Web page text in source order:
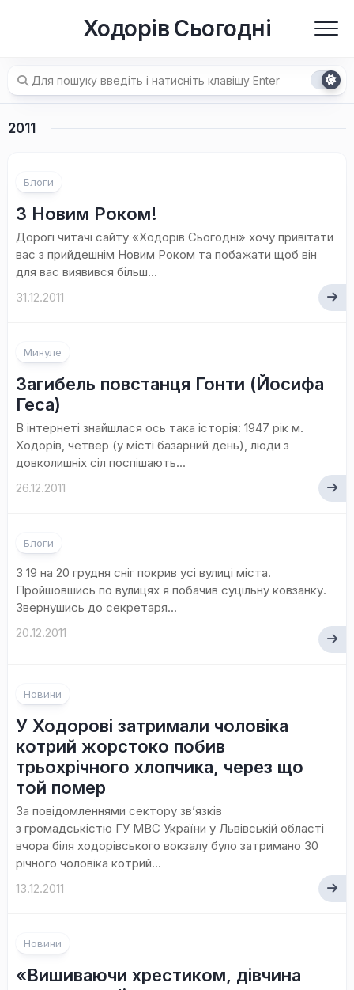
Ходорів Сьогодні
2011
Блоги
З Новим Роком!
Дорогі читачі сайту «Ходорів Сьогодні» хочу привітати
вас з прийдешнім Новим Роком та побажати щоб він
для вас виявився більш...
31.12.2011
Минуле
Загибель повстанця Гонти (Йосифа
Геса)
В інтернеті знайшлася ось така історія: 1947 рік м.
Ходорів, четвер (у місті базарний день), люди з
довколишніх сіл поспішають...
26.12.2011
Блоги
З 19 на 20 грудня сніг покрив усі вулиці міста.
Пройшовшись по вулицях я побачив суцільну ковзанку.
Звернушись до секретаря...
20.12.2011
Новини
У Ходорові затримали чоловіка
котрий жорстоко побив
трьохрічного хлопчика, через що
той помер
За повідомленнями сектору зв’язків
з громадськістю ГУ МВС України у Львівській області
вчора біля ходорівського вокзалу було затримано 30
річного чоловіка котрий...
13.12.2011
Новини
«Вишиваючи хрестиком, дівчина